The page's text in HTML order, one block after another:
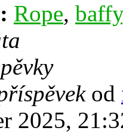
Rope, baffy
od
2025,